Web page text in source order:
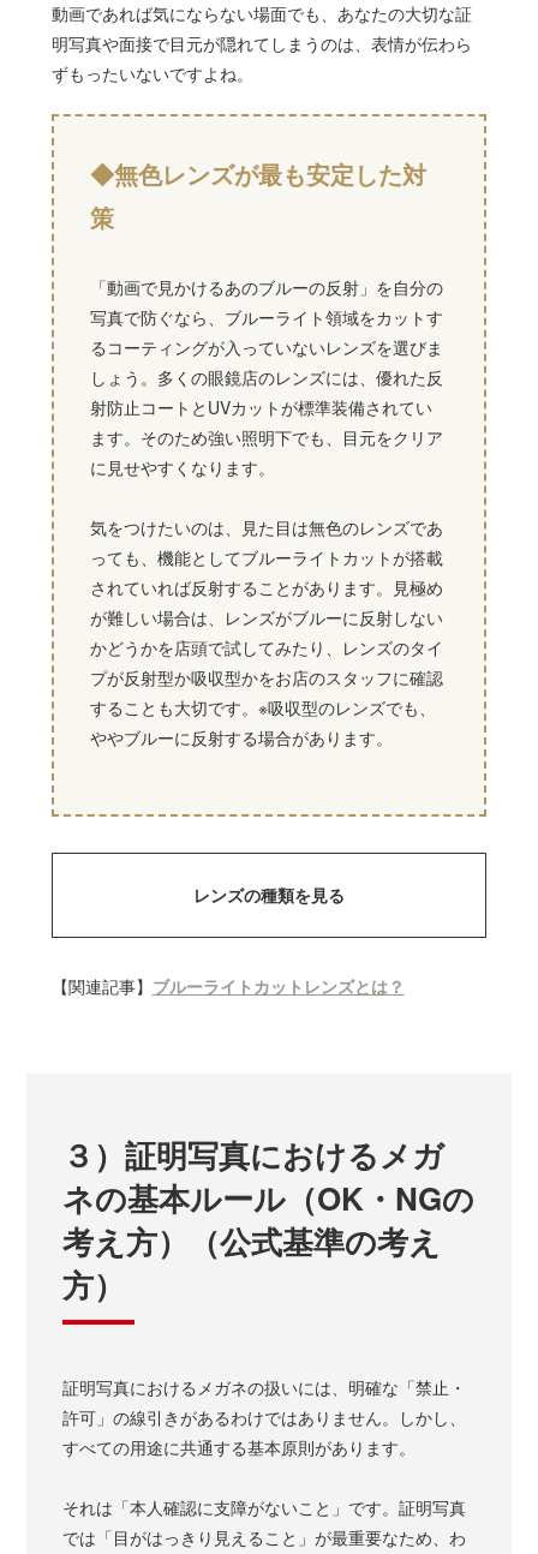
動画であれば気にならない場面でも、あなたの大切な証
明写真や面接で目元が隠れてしまうのは、表情が伝わら
ずもったいないですよね。
◆無色レンズが最も安定した対
策
「動画で見かけるあのブルーの反射」を自分の
写真で防ぐなら、ブルーライト領域をカットす
るコーティングが入っていないレンズを選びま
しょう。多くの眼鏡店のレンズには、優れた反
射防止コートとUVカットが標準装備されてい
ます。そのため強い照明下でも、目元をクリア
に見せやすくなります。
気をつけたいのは、見た目は無色のレンズであ
っても、機能としてブルーライトカットが搭載
されていれば反射することがあります。見極め
が難しい場合は、レンズがブルーに反射しない
かどうかを店頭で試してみたり、レンズのタイ
プが反射型か吸収型かをお店のスタッフに確認
することも大切です。※吸収型のレンズでも、
ややブルーに反射する場合があります。
レンズの種類を見る
【関連記事】 ブルーライトカットレンズとは？
３）証明写真におけるメガ
ネの基本ルール（OK・NGの
考え方）（公式基準の考え
方）
証明写真におけるメガネの扱いには、明確な「禁止・
許可」の線引きがあるわけではありません。しかし、
すべての用途に共通する基本原則があります。
それは「本人確認に支障がないこと」です。証明写真
では「目がはっきり見えること」が最重要なため、わ